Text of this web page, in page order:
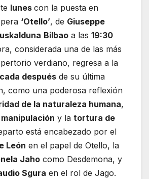
lunes con la puesta en
‘Otello’, de Giuseppe
Bilbao a las 19:30
considerada una de las más
verdiano, regresa a la
después de su última
como una poderosa reflexión
de la naturaleza humana,
y la tortura de
está encabezado por el
León en el papel de Otello, la
Jaho como Desdemona, y
Sgura en el rol de Jago.